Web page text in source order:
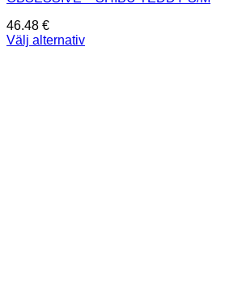
46.48 €
Välj alternativ